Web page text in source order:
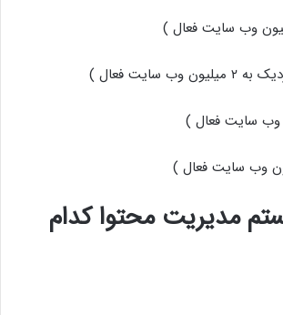
سایت فعال )
مدیریت محتوا کدام